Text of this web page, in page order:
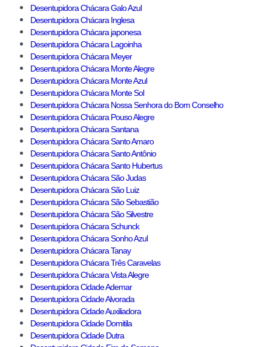
Desentupidora Chácara Galo Azul
Desentupidora Chácara Inglesa
Desentupidora Chácara japonesa
Desentupidora Chácara Lagoinha
Desentupidora Chácara Meyer
Desentupidora Chácara Monte Alegre
Desentupidora Chácara Monte Azul
Desentupidora Chácara Monte Sol
Desentupidora Chácara Nossa Senhora do Bom Conselho
Desentupidora Chácara Pouso Alegre
Desentupidora Chácara Santana
Desentupidora Chácara Santo Amaro
Desentupidora Chácara Santo Antônio
Desentupidora Chácara Santo Hubertus
Desentupidora Chácara São Judas
Desentupidora Chácara São Luiz
Desentupidora Chácara São Sebastião
Desentupidora Chácara São Silvestre
Desentupidora Chácara Schunck
Desentupidora Chácara Sonho Azul
Desentupidora Chácara Tanay
Desentupidora Chácara Três Caravelas
Desentupidora Chácara Vista Alegre
Desentupidora Cidade Ademar
Desentupidora Cidade Alvorada
Desentupidora Cidade Auxiliadora
Desentupidora Cidade Domitila
Desentupidora Cidade Dutra